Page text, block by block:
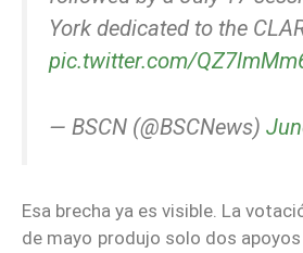
York dedicated to the
pic.twitter.com/
— BSCN (@BSCNews)
Esa brecha ya es visible. La
de mayo produjo solo dos